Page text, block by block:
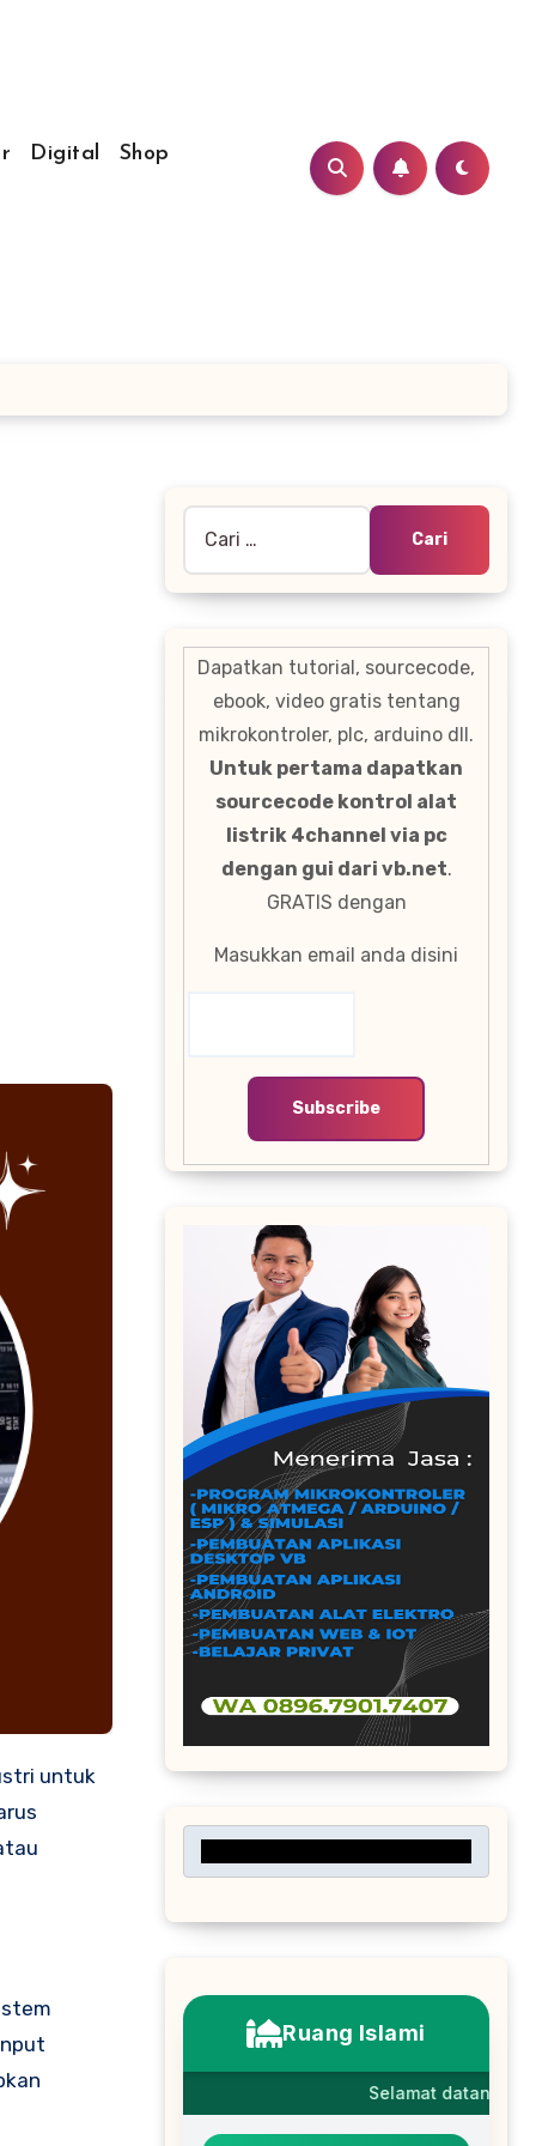
Digital Shop
untuk:
Dapatkan tutorial, sourcecode,
ebook, video gratis tentang
mikrokontroler, plc, arduino dll.
Untuk pertama dapatkan
sourcecode kontrol alat
listrik 4channel via pc
dengan gui dari vb.net.
GRATIS dengan
Masukkan email anda disini